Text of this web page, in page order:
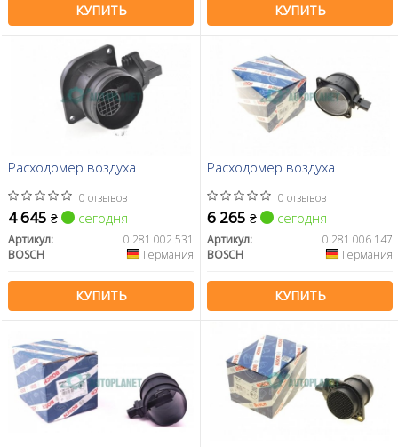
КУПИТЬ КУПИТЬ
Расходомер воздуха
0 отзывов
4 645 ₴ сегодня
Артикул:
0 281 002 531
BOSCH
Германия
КУПИТЬ
Расходомер воздуха
0 отзывов
6 265 ₴ сегодня
Артикул:
0 281 006 147
BOSCH
Германия
КУПИТЬ